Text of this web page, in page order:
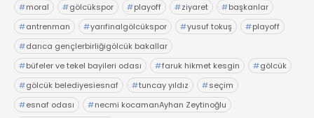
#moral #gölcükspor #playoff #ziyaret #başkanlar
#antrenman #yarıfinalgölcükspor #yusuf tokuş #playoff
#darıca gençlerbirliğigölcük bakallar
#büfeler ve tekel bayileri odası #faruk hikmet kesgin #gölcük
#gölcük belediyesiesnaf #tuncay yıldız #seçim
#esnaf odası #necmi kocamanAyhan Zeytinoğlu